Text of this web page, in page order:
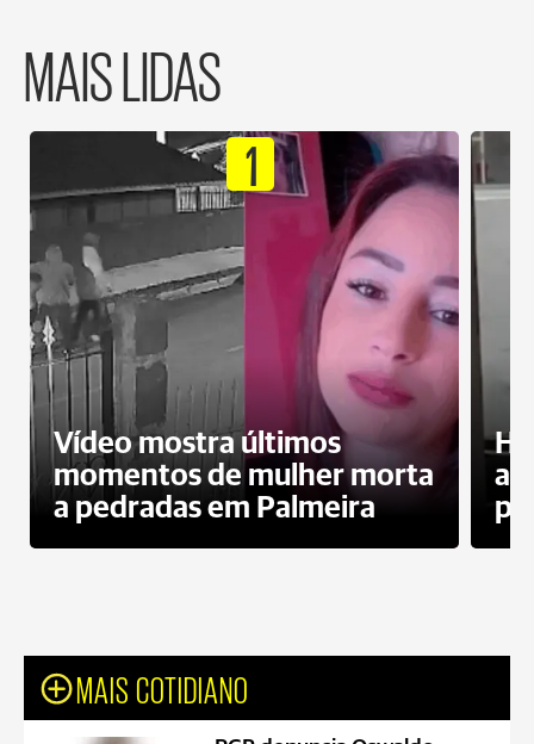
MAIS LIDAS
1
Vídeo mostra últimos
momentos de mulher morta
a pedradas em Palmeira
MAIS COTIDIANO